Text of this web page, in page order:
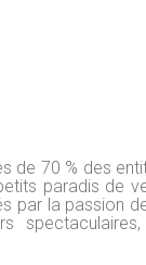
de 70 % des
paradis de
par la passion
spectaculaires,